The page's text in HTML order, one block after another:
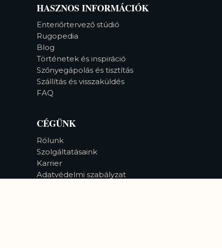
HASZNOS INFORMÁCIÓK
Enteriőrtervező stúdió
Rugopedia
Blog
Történetek és inspiráció
Szőnyegápolás és tisztítás
Szállítás és visszaküldés
FAQ
CÉGÜNK
Rólunk
Szolgáltatásaink
Karrier
Adatvédelmi szabályzat